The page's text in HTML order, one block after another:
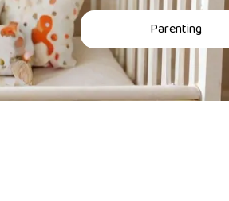
Parenting